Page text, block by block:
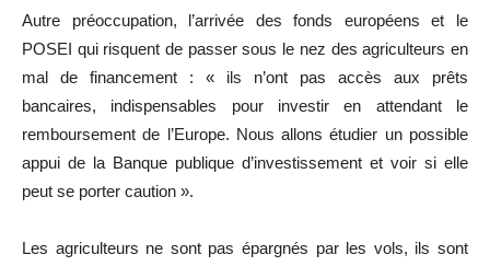
Autre préoccupation, l’arrivée des fonds européens et le
POSEI qui risquent de passer sous le nez des agriculteurs en
mal de financement : « ils n’ont pas accès aux prêts
bancaires, indispensables pour investir en attendant le
remboursement de l’Europe. Nous allons étudier un possible
appui de la Banque publique d’investissement et voir si elle
peut se porter caution ».
Les agriculteurs ne sont pas épargnés par les vols, ils sont